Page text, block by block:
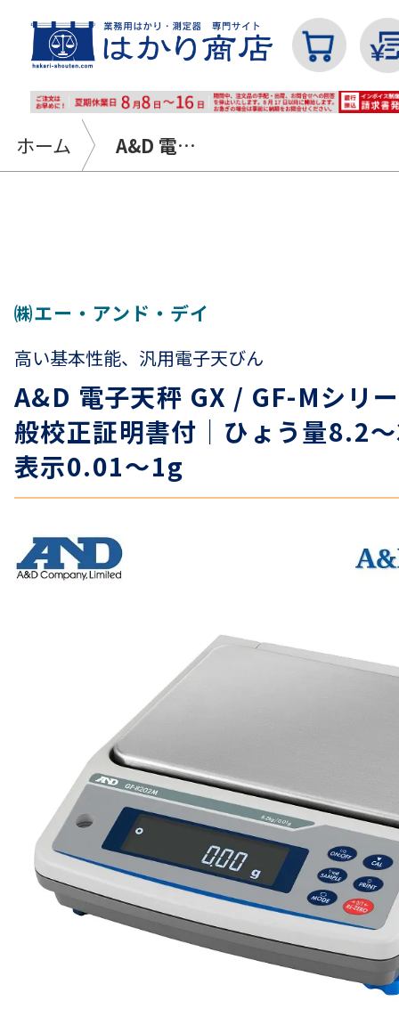
分銅
温度計・湿度計
タイマー
濃度・環境測定
色々な計測器
レベル・勾配測定
ホーム A&D 電子天秤 GX / GF-Mシリーズ｜出荷時一般校正証明書付｜ひょう量8.2～32.2kg最小表示0.01～1g
㈱エー・アンド・デイ
高い基本性能、汎用電子天びん
A&D 電子天秤 GX / GF-Mシリ
般校正証明書付｜ひょう量8.2
表示0.01～1g